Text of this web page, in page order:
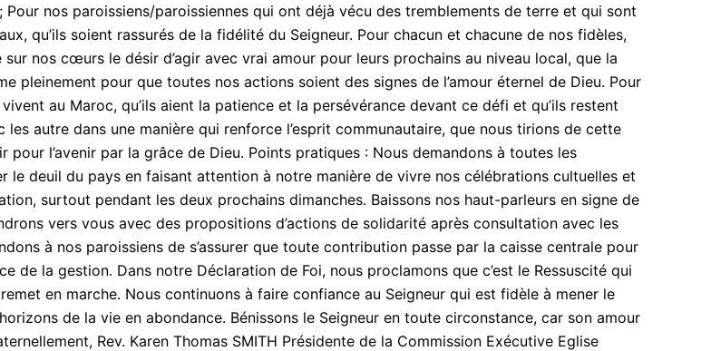
Pour nos paroissiens/paroissiennes qui ont déjà vécu des tremblements de terre et qui sont
qu’ils soient rassurés de la fidélité du Seigneur. Pour chacun et chacune de nos fidèles,
nos cœurs le désir d’agir avec vrai amour pour leurs prochains au niveau local, que la
pleinement pour que toutes nos actions soient des signes de l’amour éternel de Dieu. Pour
au Maroc, qu’ils aient la patience et la persévérance devant ce défi et qu’ils restent
les autre dans une manière qui renforce l’esprit communautaire, que nous tirions de cette
pour l’avenir par la grâce de Dieu. Points pratiques : Nous demandons à toutes les
le deuil du pays en faisant attention à notre manière de vivre nos célébrations cultuelles et
surtout pendant les deux prochains dimanches. Baissons nos haut-parleurs en signe de
vers vous avec des propositions d’actions de solidarité après consultation avec les
à nos paroissiens de s’assurer que toute contribution passe par la caisse centrale pour
de la gestion. Dans notre Déclaration de Foi, nous proclamons que c’est le Ressuscité qui
en marche. Nous continuons à faire confiance au Seigneur qui est fidèle à mener le
de la vie en abondance. Bénissons le Seigneur en toute circonstance, car son amour
Rev. Karen Thomas SMITH Présidente de la Commission Exécutive Eglise